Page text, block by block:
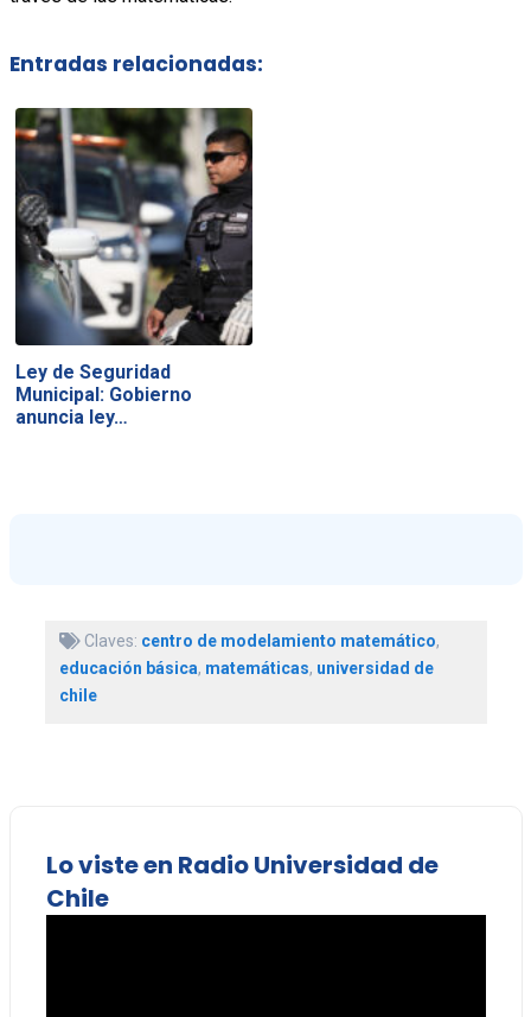
Entradas relacionadas:
Ley de Seguridad
Municipal: Gobierno
anuncia ley…
Claves: centro de modelamiento matemático,
educación básica, matemáticas, universidad de
chile
Lo viste en Radio Universidad de
Chile